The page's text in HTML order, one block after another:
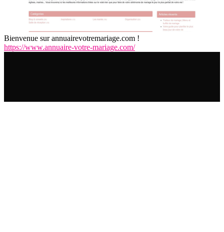
Bienvenue sur annuairevotremariage.com !
https://www.annuaire-votre-mariage.com/